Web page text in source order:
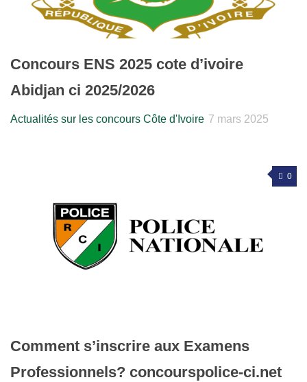
Concours ENS 2025 cote d’ivoire
Abidjan ci 2025/2026
Actualités sur les concours Côte d'Ivoire 7 mars 2025
0
Comment s’inscrire aux Examens
Professionnels? concourspolice-ci.net